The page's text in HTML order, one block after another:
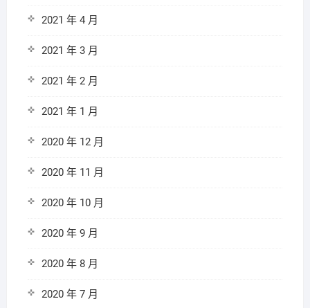
2021 年 4 月
2021 年 3 月
2021 年 2 月
2021 年 1 月
2020 年 12 月
2020 年 11 月
2020 年 10 月
2020 年 9 月
2020 年 8 月
2020 年 7 月